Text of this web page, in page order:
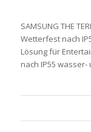
SAMSUNG THE
Wetterfest nach
Lösung für
nach IP55